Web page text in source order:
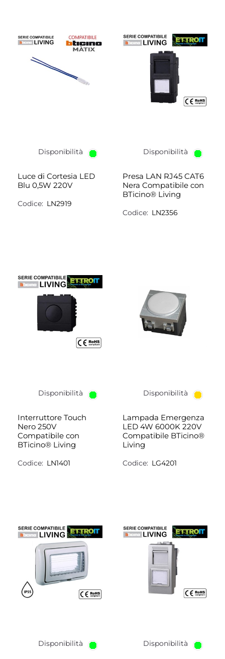
Disponibilità
Luce di Cortesia LED
Blu 0,5W 220V
Codice: LN2919
Disponibilità
Presa LAN RJ45 CAT6
Nera Compatibile con
BTicino® Living
Codice: LN2356
Disponibilità
Interruttore Touch
Nero 250V
Compatibile con
BTicino® Living
Codice: LN1401
Disponibilità
Lampada Emergenza
LED 4W 6000K 220V
Compatibile BTicino®
Living
Codice: LG4201
Disponibilità Disponibilità